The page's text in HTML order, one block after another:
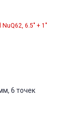
6.5" + 1"
6 точек